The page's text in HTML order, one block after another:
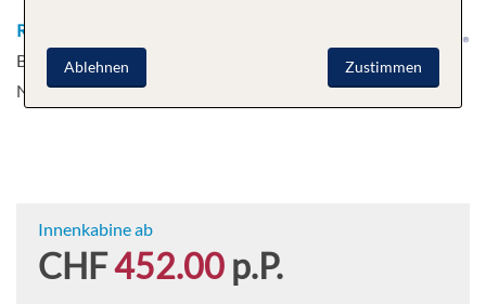
Route
Bahamas - CocoCay, Bahamas -
Nassau, Bahamas - Miami, Florida
Innenkabine ab
CHF452.00 p.P.
Zustimmen
Ablehnen